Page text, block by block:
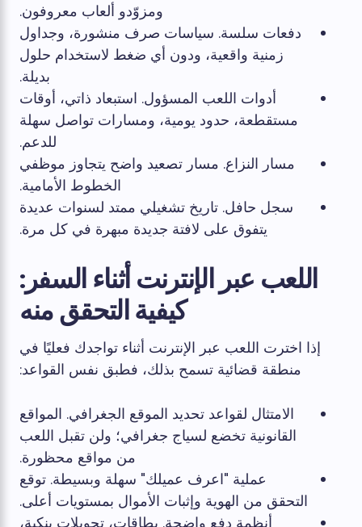
ومزوّدو ألعاب معروفون.
دفعات سلسة. سياسات صرف منشورة، وجداول
زمنية واقعية، ودون أي ضغط لاستخدام حلول
بديلة.
أدوات اللعب المسؤول. استبعاد ذاتي، أوقات
مستقطعة، حدود يومية، ومسارات تواصل سهلة
للدعم.
مسار النزاع. مسار تصعيد واضح يتجاوز موظفي
الخطوط الأمامية.
سجل حافل. تاريخ تشغيلي ممتد لسنوات عديدة
يتفوق على لافتة جديدة مبهرة في كل مرة.
اللعب عبر الإنترنت أثناء السفر:
كيفية التحقق منه
إذا اخترت اللعب عبر الإنترنت أثناء تواجدك فعليًا في
منطقة قضائية تسمح بذلك، فطبق نفس القواعد:
الامتثال لقواعد تحديد الموقع الجغرافي. المواقع
القانونية تخضع لسياج جغرافي؛ ولن تقبل اللعب
من مواقع محظورة.
عملية "اعرف عميلك" سهلة وبسيطة. توقع
التحقق من الهوية وإثبات الأموال بمستويات أعلى.
أنظمة دفع واضحة. بطاقات، تحويلات بنكية،